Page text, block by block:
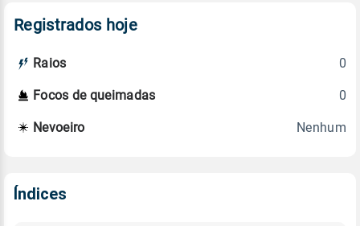
Registrados hoje
Raios 0
Focos de queimadas 0
Nevoeiro Nenhum
Índices